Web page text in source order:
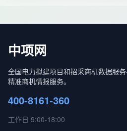
中项网
全国电力拟建项目和招采商机数据服
精准商机情报服务。
400-8161-360
工作日 9:00-18:00